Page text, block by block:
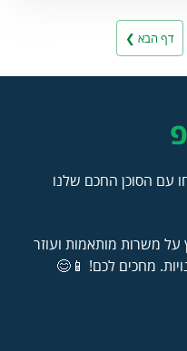
דף הבא ❯
עם הסוכן החכם שלנו
משרות מותאמות ועוזר
מחכים לכם! 📱😊